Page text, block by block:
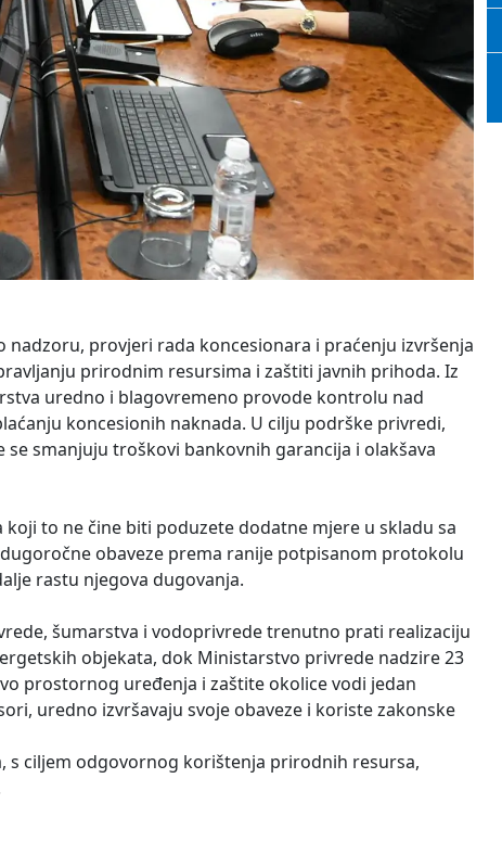
provjeri rada koncesionara i praćenju izvršenja
prirodnim resursima i zaštiti javnih prihoda. Iz
uredno i blagovremeno provode kontrolu nad
koncesionih naknada. U cilju podrške privredi,
smanjuju troškovi bankovnih garancija i olakšava
to ne čine biti poduzete dodatne mjere u skladu sa
obaveze prema ranije potpisanom protokolu
rastu njegova dugovanja.
šumarstva i vodoprivrede trenutno prati realizaciju
objekata, dok Ministarstvo privrede nadzire 23
prostornog uređenja i zaštite okolice vodi jedan
uredno izvršavaju svoje obaveze i koriste zakonske
s ciljem odgovornog korištenja prirodnih resursa,